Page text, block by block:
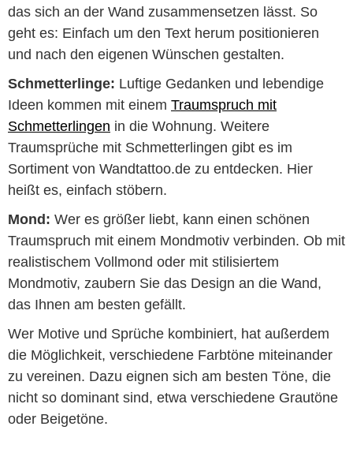
das sich an der Wand zusammensetzen lässt. So
geht es: Einfach um den Text herum positionieren
und nach den eigenen Wünschen gestalten.
Schmetterlinge: Luftige Gedanken und lebendige
Ideen kommen mit einem Traumspruch mit
Schmetterlingen in die Wohnung. Weitere
Traumsprüche mit Schmetterlingen gibt es im
Sortiment von Wandtattoo.de zu entdecken. Hier
heißt es, einfach stöbern.
Mond: Wer es größer liebt, kann einen schönen
Traumspruch mit einem Mondmotiv verbinden. Ob mit
realistischem Vollmond oder mit stilisiertem
Mondmotiv, zaubern Sie das Design an die Wand,
das Ihnen am besten gefällt.
Wer Motive und Sprüche kombiniert, hat außerdem
die Möglichkeit, verschiedene Farbtöne miteinander
zu vereinen. Dazu eignen sich am besten Töne, die
nicht so dominant sind, etwa verschiedene Grautöne
oder Beigetöne.